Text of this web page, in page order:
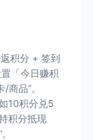
积分 + 签到
「今日赚积
商品”。
10积分兑5
积分抵现